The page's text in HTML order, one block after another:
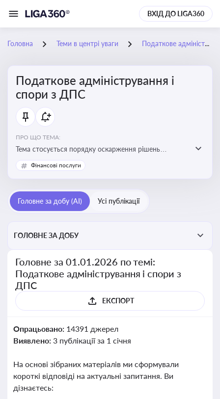
ВХІД ДО LIGA360
Головна Теми в центрі уваги Податкове адміністрування і спори з ДПС
Податкове адміністрування і
спори з ДПС
ПРО ЩО ТЕМА:
Тема стосується порядку оскарження рішень
податкових органів, що виникають внаслідок
податкових перевірок, та механізмів захисту прав
Фінансові послуги
Головне за добу (AI) Усі публікації
ГОЛОВНЕ ЗА ДОБУ
Головне за 01.01.2026 по темі:
Податкове адміністрування і спори з
ДПС
ЕКСПОРТ
Опрацьовано: 14391 джерел
Виявлено: 3 публікації за 1 січня
На основі зібраних матеріалів ми сформували
короткі відповіді на актуальні запитання. Ви
дізнаєтесь: